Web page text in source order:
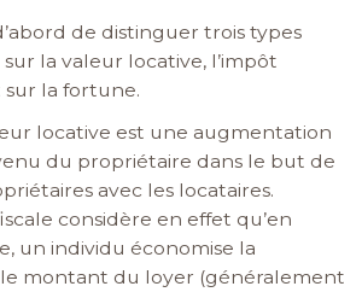
de distinguer trois types
sur la valeur locative, l’impôt
sur la fortune.
locative est une augmentation
du propriétaire dans le but de
avec les locataires.
considère en effet qu’en
un individu économise la
montant du loyer (généralement